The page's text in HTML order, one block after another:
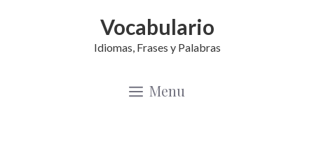
Vocabulario
Idiomas, Frases y Palabras
Menu